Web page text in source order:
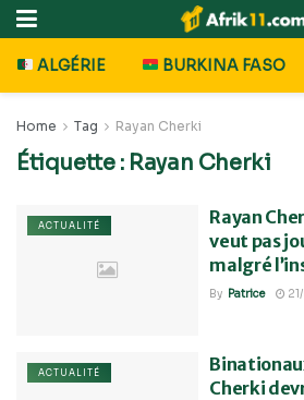
ALGÉRIE BURKINA FASO
Home Tag Rayan Cherki
Étiquette : Rayan Cherki
ACTUALITÉ
Rayan
veut pas
malgré
By Patrice
ACTUALITÉ
Cherki